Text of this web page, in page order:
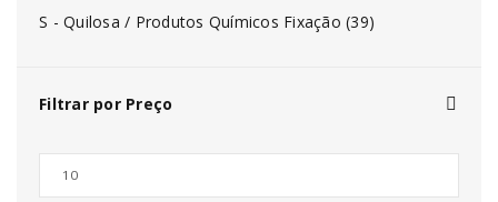
S - Quilosa / Produtos Químicos Fixação (39)
Filtrar por Preço